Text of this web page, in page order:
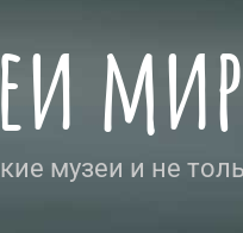
музеи и не